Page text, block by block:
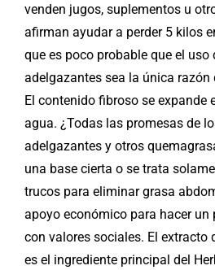
venden jugos, suplementos u
afirman ayudar a perder 5 kilos
que es poco probable que el uso
adelgazantes sea la única
El contenido fibroso se expande
agua. ¿Todas las promesas de
adelgazantes y otros
una base cierta o se trata
trucos para eliminar grasa
apoyo económico para hacer
con valores sociales. El extracto
es el ingrediente principal del